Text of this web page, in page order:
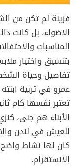
فزينة لم تكن من
الاضواء، بل كانت
المناسبات
بتنسيق واختيار
تفاصيل وحياة
عمرو في تربية
تعتبر نفسها كام
الأبناء هم جنى،
للعيش في لندن
كان لها نشاط
الانستقرام.